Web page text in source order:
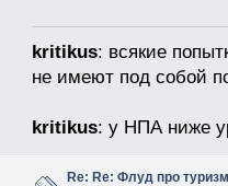
kritikus: всякие
не имеют под собой
kritikus: у НПА ниже
Re: Re: Флуд про туризм